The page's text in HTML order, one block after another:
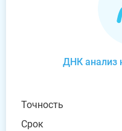
ДНК анализ
Точность
Срок